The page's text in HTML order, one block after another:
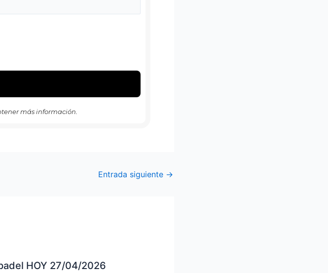
más información.
Entrada siguiente →
HOY 27/04/2026